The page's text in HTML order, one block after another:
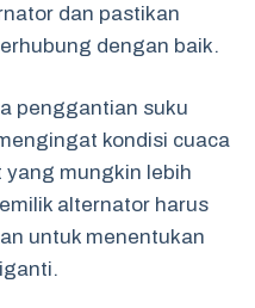
dan pastikan
dengan baik.
penggantian suku
kondisi cuaca
mungkin lebih
alternator harus
untuk menentukan